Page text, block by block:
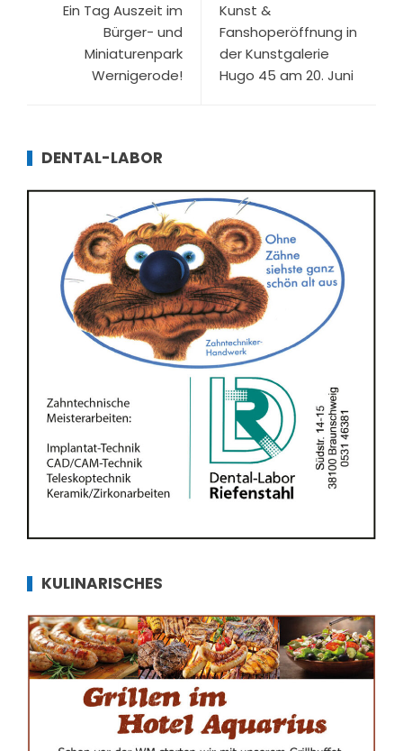
Ein Tag Auszeit im
Bürger- und
Miniaturenpark
Wernigerode!
Kunst &
Fanshoperöffnung in
der Kunstgalerie
Hugo 45 am 20. Juni
DENTAL-LABOR
KULINARISCHES